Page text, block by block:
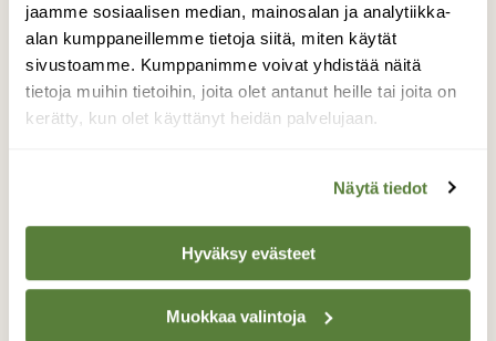
jaamme sosiaalisen median, mainosalan ja analytiikka-
alan kumppaneillemme tietoja siitä, miten käytät
sivustoamme. Kumppanimme voivat yhdistää näitä
tietoja muihin tietoihin, joita olet antanut heille tai joita on
kerätty, kun olet käyttänyt heidän palvelujaan.
Näytä tiedot
Hyväksy evästeet
Muokkaa valintoja
Punakylkirastas
Punakylkirastas (Turdus iliacus)
Valokuvaaja: Markku Saarinen, Hollola 30.4
TAKAISIN LISTAAN